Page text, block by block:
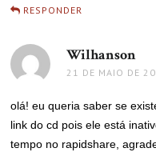
RESPONDER
Wilhanson
21 DE MAIO DE
olá! eu queria saber se
link do cd pois ele está
tempo no rapidshare,